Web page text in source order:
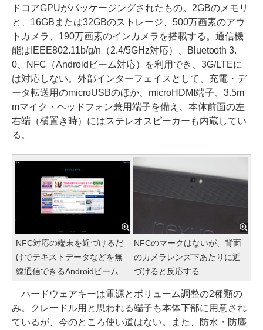
ドコアGPUがパッケージングされたもの。2GBのメモリ
と、16GBまたは32GBのストレージ、500万画素のアウ
トカメラ、190万画素のインカメラを搭載する。通信機
能はIEEE802.11b/g/n（2.4/5GHz対応）、Bluetooth 3.
0、NFC（Androidビーム対応）を利用でき、3G/LTEに
は対応しない。外部インターフェイスとして、充電・デ
ータ転送用のmicroUSBのほか、microHDMI端子、3.5m
mマイク・ヘッドフォン兼用端子を備え、本体前面の左
右端（横置き時）にはステレオスピーカーも内蔵してい
る。
NFC対応の端末を近づけるだ
けでテキストデータなどを無
線通信できるAndroidビーム
NFCのマークはないが、背面
のカメラレンズ下あたりに近
づけると反応する
ハードウェアキーは電源とボリューム調整の2種類の
み。クレードル用と思われる端子も本体下部に用意され
ているが、今のところ使い道はない。また、防水・防塵